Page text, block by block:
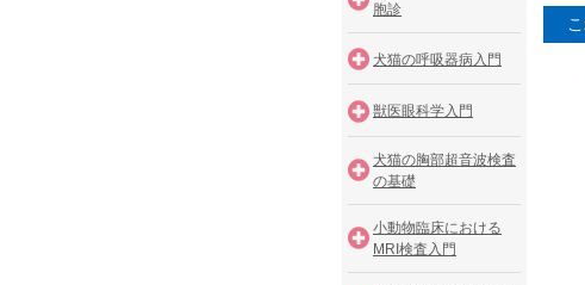
胞診
犬猫の呼吸器病入門
獣医眼科学入門
犬猫の胸部超音波検査
の基礎
小動物臨床における
MRI検査入門